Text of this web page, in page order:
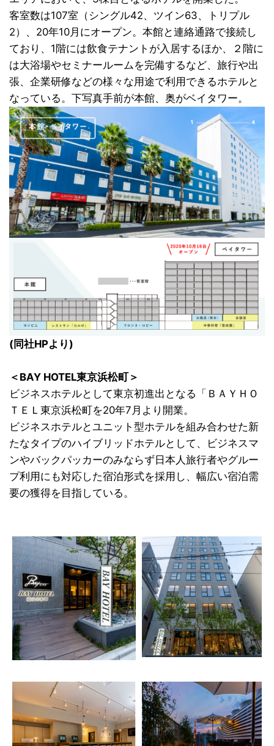
客室数は107室（シングル42、ツイン63、トリプル
2）、20年10月にオープン。本館と連絡通路で接続し
ており、1階には飲食テナントが入居するほか、２階に
は大浴場やセミナールームを完備するなど、旅行や出
張、企業研修などの様々な用途で利用できるホテルと
なっている。下写真手前が本館、奥がベイタワー。
(同社HPより)
＜BAY HOTEL東京浜松町＞
ビジネスホテルとして東京初進出となる「ＢＡＹＨＯ
ＴＥＬ東京浜松町を20年7月より開業。
ビジネスホテルとユニット型ホテルを組み合わせた新
たなタイプのハイブリッドホテルとして、ビジネスマ
ンやバックパッカーのみならず日本人旅行者やグルー
プ利用にも対応した宿泊形式を採用し、幅広い宿泊需
要の獲得を目指している。